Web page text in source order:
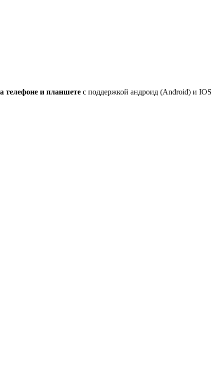
телефоне и планшете с поддержкой андроид (Android) и IOS